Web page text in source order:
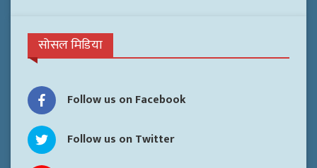
सोसल मिडिया
Follow us on Facebook
Follow us on Twitter